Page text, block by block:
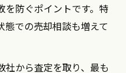
を防ぐポイントです。特
態での売却相談も増えて
社から査定を取り、最も